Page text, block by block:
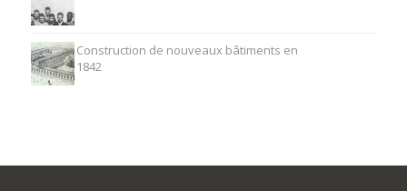
Construction de nouveaux bâtiments en
1842